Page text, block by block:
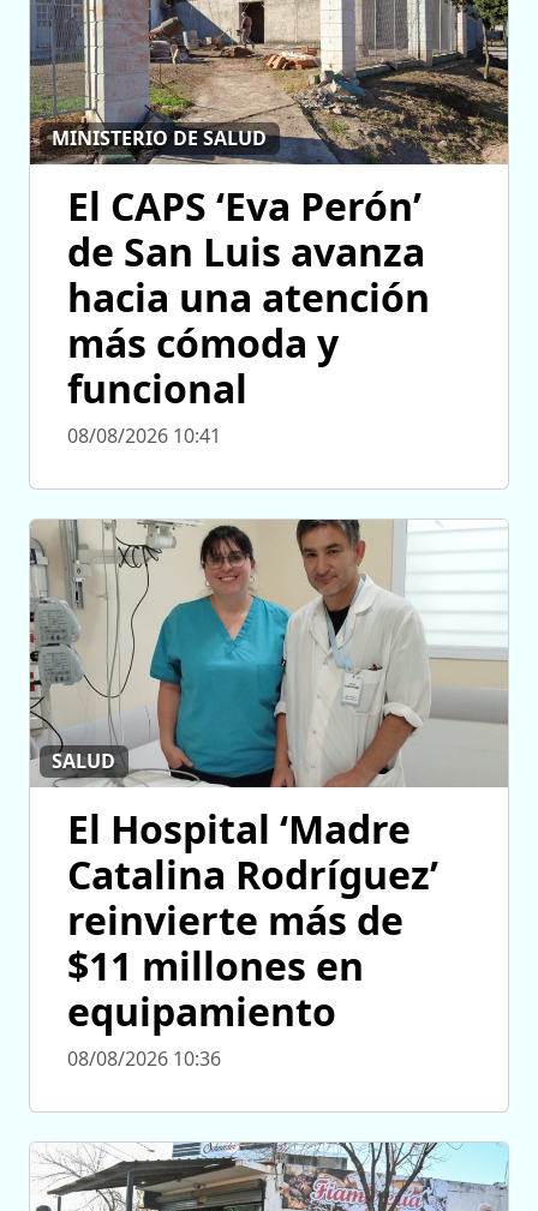
MINISTERIO DE SALUD
El CAPS ‘Eva Perón’
de San Luis avanza
hacia una atención
más cómoda y
funcional
08/08/2026 10:41
SALUD
El Hospital ‘Madre
Catalina Rodríguez’
reinvierte más de
$11 millones en
equipamiento
08/08/2026 10:36